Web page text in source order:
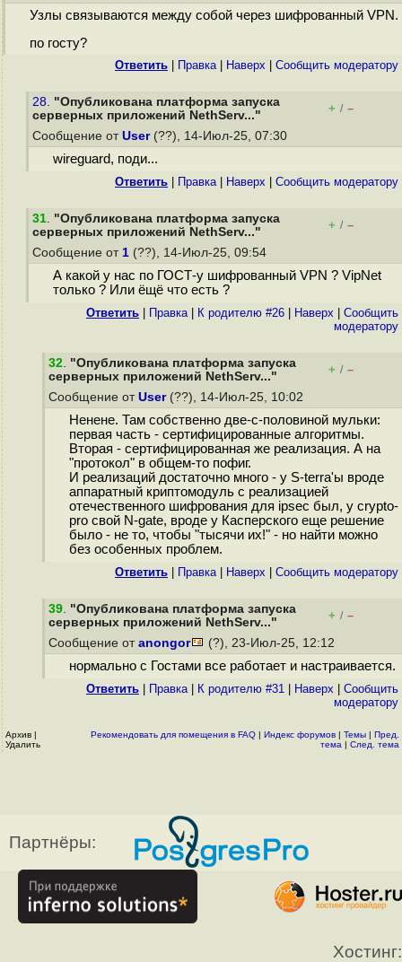
Узлы связываются между собой через шифрованный VPN.
по госту?
Ответить Правка| Наверх Cообщить модератору
28. "Опубликована платформа запуска
серверных приложений NethServ..."
+ / –
Сообщение от User(??), 14-Июл-25, 07:30
wireguard, поди...
Ответить Правка| Наверх Cообщить модератору
31. "Опубликована платформа запуска
серверных приложений NethServ..."
+ / –
Сообщение от 1 (??), 14-Июл-25, 09:54
А какой у нас по ГОСТ-у шифрованный VPN ? VipNet
только ? Или ёщё что есть ?
Ответить Правка| К родителю #26 Наверх
Cообщить
модератору
32. "Опубликована платформа запуска
серверных приложений NethServ..."
+ / –
Сообщение от User(??), 14-Июл-25, 10:02
Ненене. Там собственно две-с-половиной мульки:
первая часть - сертифицированные алгоритмы.
Вторая - сертифицированная же реализация. А на
"протокол" в общем-то пофиг.
И реализаций достаточно много - у S-terra'ы вроде
аппаратный криптомодуль с реализацией
отечественного шифрования для ipsec был, у crypto-
pro свой N-gate, вроде у Касперского еще решение
было - не то, чтобы "тысячи их!" - но найти можно
без особенных проблем.
Ответить Правка| Наверх Cообщить модератору
39. "Опубликована платформа запуска
серверных приложений NethServ..."
+ / –
Сообщение от anongor (?), 23-Июл-25, 12:12
нормально с Гостами все работает и настраивается.
Ответить Правка| К родителю #31 Наверх
Cообщить
модератору
Архив |
Удалить
Рекомендовать для помещения в FAQ | Индекс форумов | Темы | Пред.
тема | След. тема
Партнёры:
Хостинг: